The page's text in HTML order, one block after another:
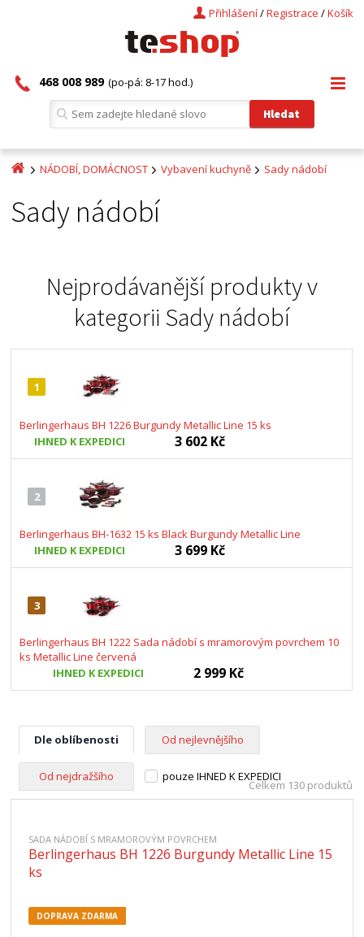
Košík
/
Registrace
/
Přihlášení
468 008 989 (po-pá: 8-17 hod.)
NÁDOBÍ, DOMÁCNOST Vybavení kuchyně Sady nádobí
Sady nádobí
Nejprodávanější produkty v
kategorii Sady nádobí
1
Berlingerhaus BH 1226 Burgundy Metallic Line 15 ks
IHNED K EXPEDICI
3 602 Kč
2
Berlingerhaus BH-1632 15 ks Black Burgundy Metallic Line
IHNED K EXPEDICI
3 699 Kč
3
Berlingerhaus BH 1222 Sada nádobí s mramorovým povrchem 10
ks Metallic Line červená
IHNED K EXPEDICI
2 999 Kč
Dle oblíbenosti Od nejlevnějšího
Od nejdražšího pouze IHNED K EXPEDICI
Celkem 130 produktů
SADA NÁDOBÍ S MRAMOROVÝM POVRCHEM
Berlingerhaus BH 1226 Burgundy Metallic Line 15
ks
DOPRAVA ZDARMA